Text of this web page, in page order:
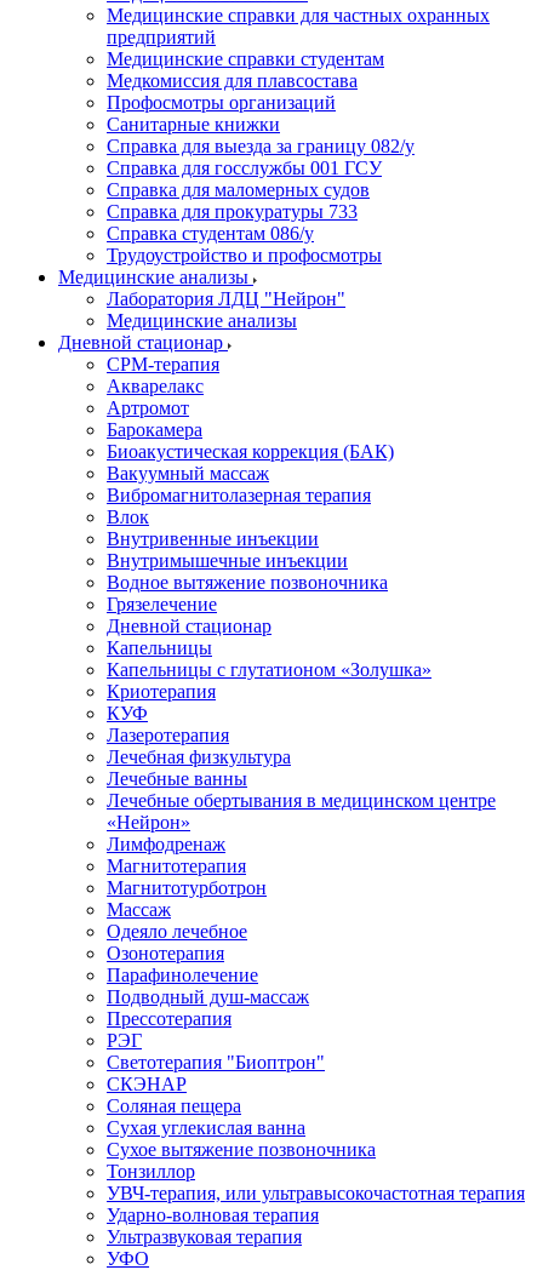
Медицинские справки для частных охранных
предприятий
Медицинские справки студентам
Медкомиссия для плавсостава
Профосмотры организаций
Санитарные книжки
Справка для выезда за границу 082/у
Справка для госслужбы 001 ГСУ
Справка для маломерных судов
Справка для прокуратуры 733
Справка студентам 086/у
Трудоустройство и профосмотры
Медицинские анализы
Лаборатория ЛДЦ "Нейрон"
Медицинские анализы
Дневной стационар
CPM-терапия
Акварелакс
Артромот
Барокамера
Биоакустическая коррекция (БАК)
Вакуумный массаж
Вибромагнитолазерная терапия
Влок
Внутривенные инъекции
Внутримышечные инъекции
Водное вытяжение позвоночника
Грязелечение
Дневной стационар
Капельницы
Капельницы с глутатионом «Золушка»
Криотерапия
КУФ
Лазеротерапия
Лечебная физкультура
Лечебные ванны
Лечебные обертывания в медицинском центре
«Нейрон»
Лимфодренаж
Магнитотерапия
Магнитотурботрон
Массаж
Одеяло лечебное
Озонотерапия
Парафинолечение
Подводный душ-массаж
Прессотерапия
РЭГ
Светотерапия "Биоптрон"
СКЭНАР
Соляная пещера
Сухая углекислая ванна
Сухое вытяжение позвоночника
Тонзиллор
УВЧ-терапия, или ультравысокочастотная терапия
Ударно-волновая терапия
Ультразвуковая терапия
УФО